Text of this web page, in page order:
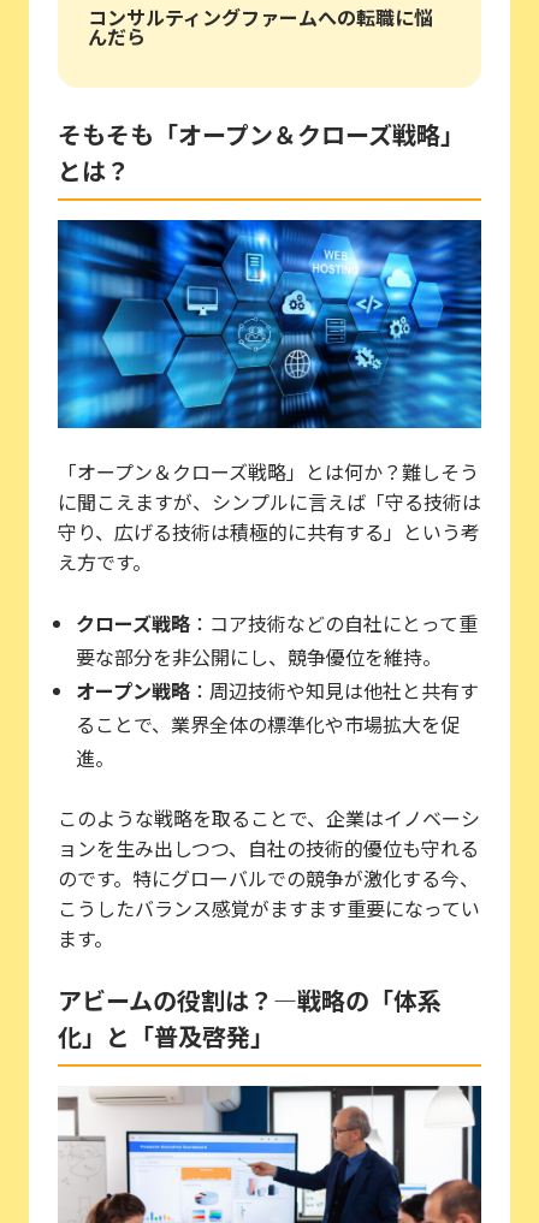
コンサルティングファームへの転職に悩
んだら
そもそも「オープン＆クローズ戦略」
とは？
「オープン＆クローズ戦略」とは何か？難しそう
に聞こえますが、シンプルに言えば「守る技術は
守り、広げる技術は積極的に共有する」という考
え方です。
クローズ戦略 ：コア技術などの自社にとって重
要な部分を非公開にし、競争優位を維持。
オープン戦略 ：周辺技術や知見は他社と共有す
ることで、業界全体の標準化や市場拡大を促
進。
このような戦略を取ることで、企業はイノベーシ
ョンを生み出しつつ、自社の技術的優位も守れる
のです。特にグローバルでの競争が激化する今、
こうしたバランス感覚がますます重要になってい
ます。
アビームの役割は？―戦略の「体系
化」と「普及啓発」